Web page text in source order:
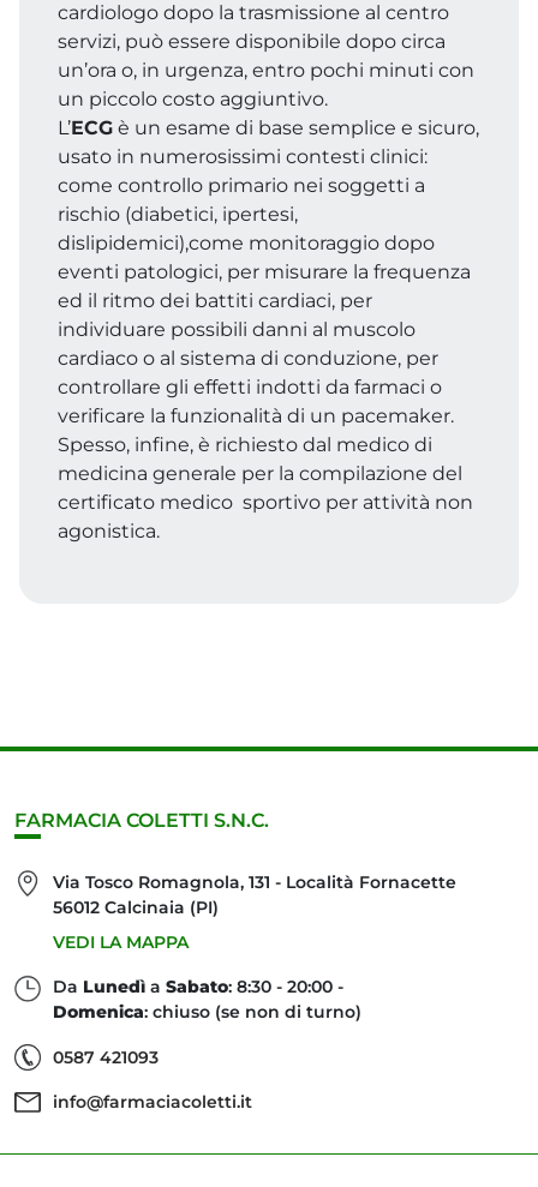
cardiologo dopo la trasmissione al centro
servizi, può essere disponibile dopo circa
un’ora o, in urgenza, entro pochi minuti con
un piccolo costo aggiuntivo.
L’ECG è un esame di base semplice e sicuro,
usato in numerosissimi contesti clinici:
come controllo primario nei soggetti a
rischio (diabetici, ipertesi,
dislipidemici),come monitoraggio dopo
eventi patologici, per misurare la frequenza
ed il ritmo dei battiti cardiaci, per
individuare possibili danni al muscolo
cardiaco o al sistema di conduzione, per
controllare gli effetti indotti da farmaci o
verificare la funzionalità di un pacemaker.
Spesso, infine, è richiesto dal medico di
medicina generale per la compilazione del
certificato medico sportivo per attività non
agonistica.
FARMACIA COLETTI S.N.C.
Via Tosco Romagnola, 131 - Località Fornacette
56012 Calcinaia (PI)
VEDI LA MAPPA
Da Lunedì a Sabato: 8:30 - 20:00 -
Domenica: chiuso (se non di turno)
0587 421093
info@farmaciacoletti.it